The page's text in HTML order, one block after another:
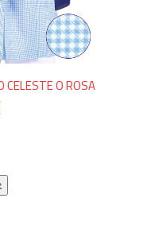
CELESTE O ROSA